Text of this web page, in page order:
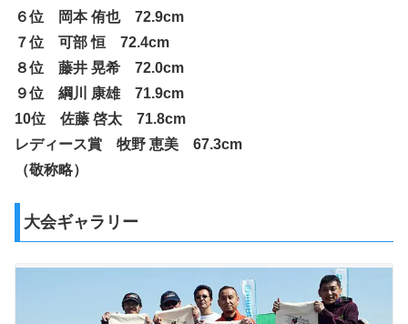
６位 岡本 侑也 72.9cm
７位 可部 恒 72.4cm
８位 藤井 晃希 72.0cm
９位 綱川 康雄 71.9cm
10位 佐藤 啓太 71.8cm
レディース賞 牧野 恵美 67.3cm
（敬称略）
大会ギャラリー